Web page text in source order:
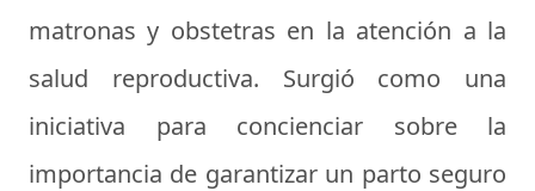
matronas y obstetras en la atención a la
salud reproductiva. Surgió como una
iniciativa para concienciar sobre la
importancia de garantizar un parto seguro